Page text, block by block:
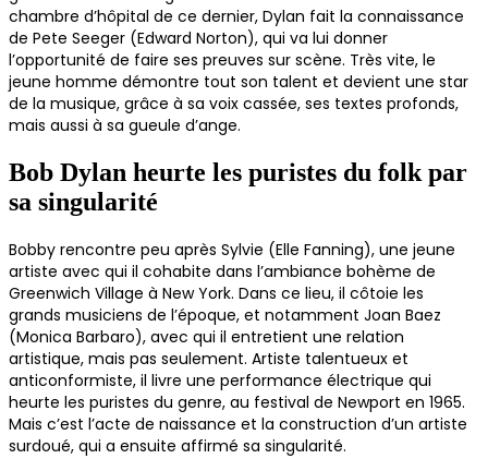
chambre d’hôpital de ce dernier, Dylan fait la connaissance
de Pete Seeger (Edward Norton), qui va lui donner
l’opportunité de faire ses preuves sur scène. Très vite, le
jeune homme démontre tout son talent et devient une star
de la musique, grâce à sa voix cassée, ses textes profonds,
mais aussi à sa gueule d’ange.
Bob Dylan heurte les puristes du folk par
sa singularité
Bobby rencontre peu après Sylvie (Elle Fanning), une jeune
artiste avec qui il cohabite dans l’ambiance bohème de
Greenwich Village à New York. Dans ce lieu, il côtoie les
grands musiciens de l’époque, et notamment Joan Baez
(Monica Barbaro), avec qui il entretient une relation
artistique, mais pas seulement. Artiste talentueux et
anticonformiste, il livre une performance électrique qui
heurte les puristes du genre, au festival de Newport en 1965.
Mais c’est l’acte de naissance et la construction d’un artiste
surdoué, qui a ensuite affirmé sa singularité.